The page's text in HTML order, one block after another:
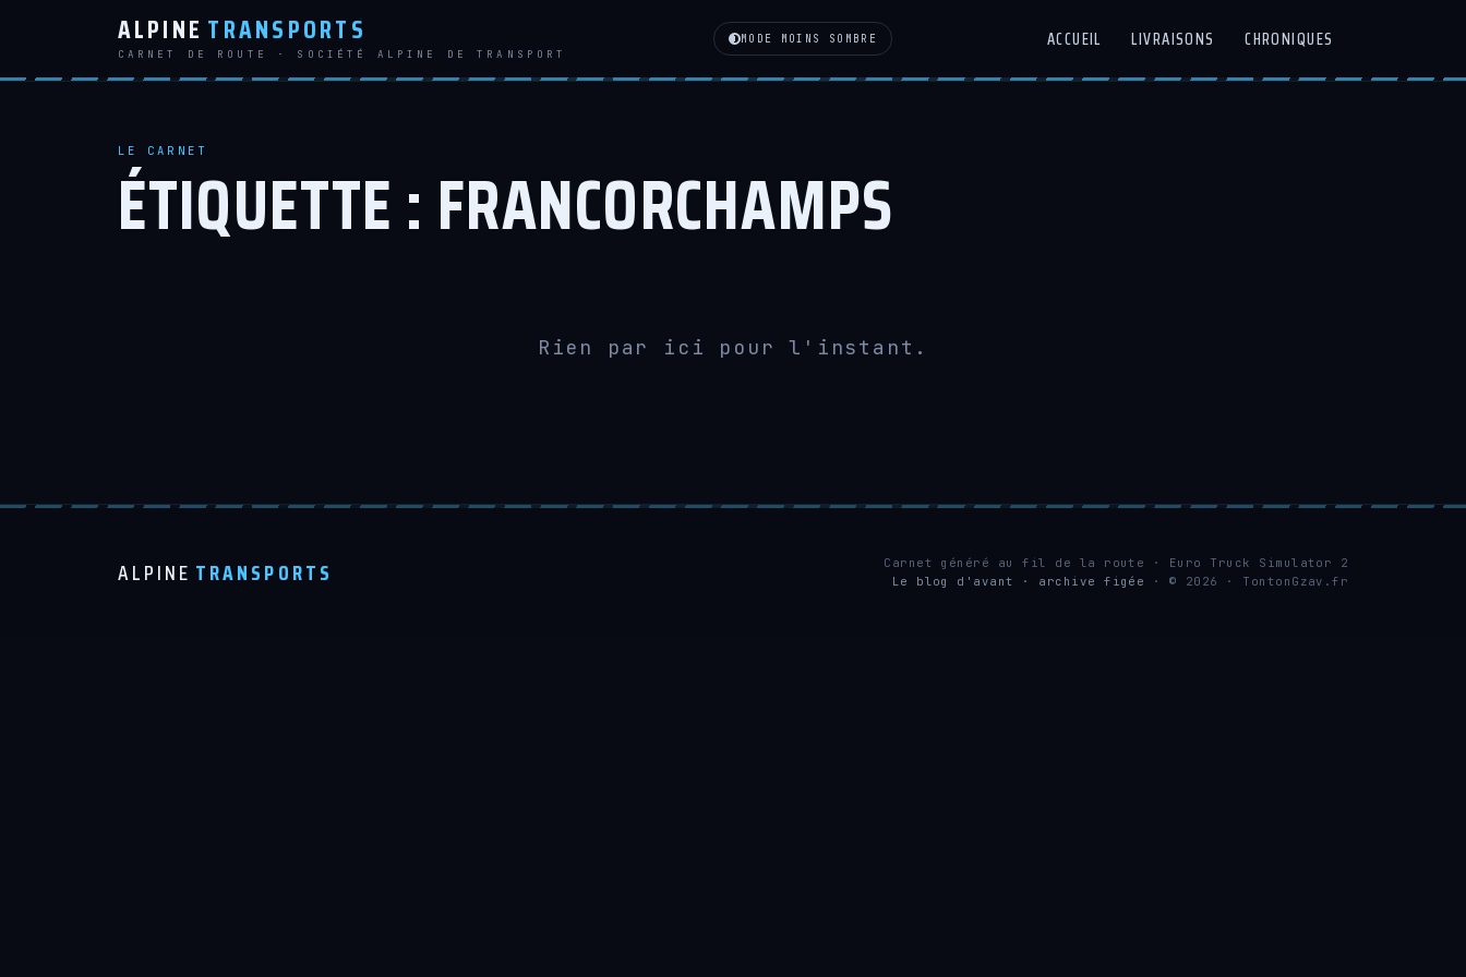
ALPINE TRANSPORTS
CARNET DE ROUTE · SOCIÉTÉ ALPINE DE TRANSPORT
MODE MOINS SOMBRE ACCUEIL LIVRAISONS CHRONIQUES
LE CARNET
ÉTIQUETTE :FRANCORCHAMPS
Rien par ici pour l'instant.
ALPINE TRANSPORTS
Carnet généré au fil de la route · Euro Truck Simulator 2
Le blog d'avant · archive figée
· © 2026 · TontonGzav.fr